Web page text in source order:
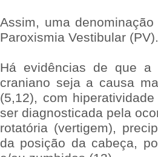
Assim, uma
Paroxismia Vestibular
Há evidências de que a
craniano seja a causa
(5,12), com
ser diagnosticada pela
tontura rotatória
mudança da posição da